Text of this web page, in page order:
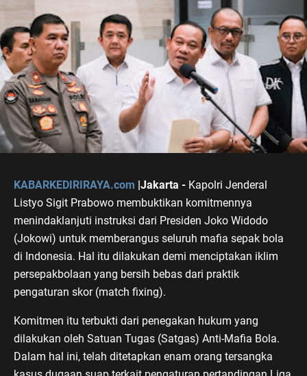
KABARKEDIRIRAYA.com |Jakarta - Kapolri Jenderal
Listyo Sigit Prabowo membuktikan komitmennya
menindaklanjuti instruksi dari Presiden Joko Widodo
(Jokowi) untuk memberangus seluruh mafia sepak bola
di Indonesia. Hal itu dilakukan demi menciptakan iklim
persepakbolaan yang bersih bebas dari praktik
pengaturan skor (match fixing).
Komitmen itu terbukti dari penegakan hukum yang
dilakukan oleh Satuan Tugas (Satgas) Anti-Mafia Bola.
Dalam hal ini, telah ditetapkan enam orang tersangka